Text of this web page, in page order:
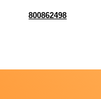
800862498